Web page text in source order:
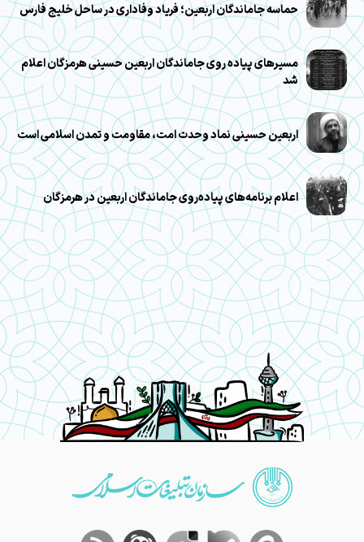
حماسه جاماندگان اربعین؛ فریاد وفاداری در ساحل خلیج فارس
مسیرهای پیاده روی جاماندگان اربعین حسینی هرمزگان اعلام
شد
اربعین حسینی نماد وحدت امت، مقاومت و تمدن اسلامی است
اعلام برنامه‌های پیاده‌روی جاماندگان اربعین در هرمزگان